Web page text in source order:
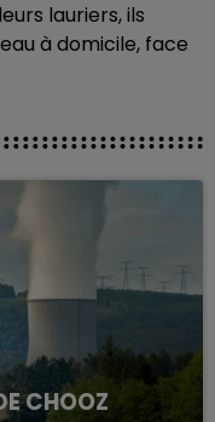
lauriers, ils
à domicile, face
CHOOZ